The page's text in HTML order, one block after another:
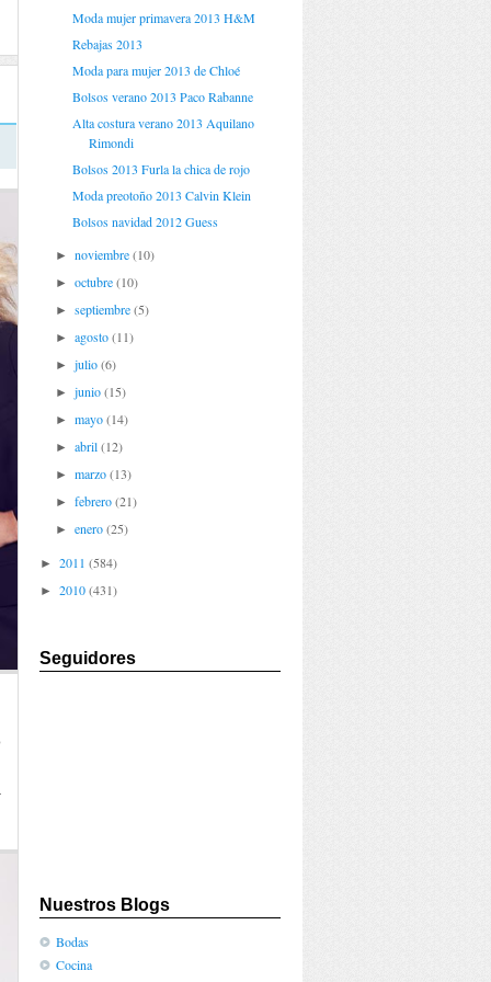
Moda mujer primavera 2013 H&M
Rebajas 2013
Moda para mujer 2013 de Chloé
Bolsos verano 2013 Paco Rabanne
Alta costura verano 2013 Aquilano
Rimondi
Bolsos 2013 Furla la chica de rojo
Moda preotoño 2013 Calvin Klein
Bolsos navidad 2012 Guess
►noviembre (10)
►octubre (10)
►septiembre (5)
►agosto (11)
►julio (6)
►junio (15)
►mayo (14)
►abril (12)
►marzo (13)
►febrero (21)
►enero (25)
► 2011 (584)
► 2010(431)
Seguidores
Nuestros Blogs
Bodas
Cocina